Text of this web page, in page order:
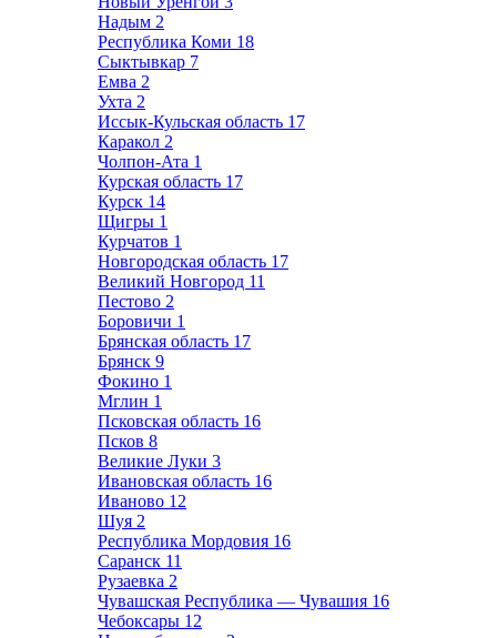
Надым 2
Республика Коми 18
Сыктывкар 7
Емва 2
Ухта 2
Иссык-Кульская область 17
Каракол 2
Чолпон-Ата 1
Курская область 17
Курск 14
Щигры 1
Курчатов 1
Новгородская область 17
Великий Новгород 11
Пестово 2
Боровичи 1
Брянская область 17
Брянск 9
Фокино 1
Мглин 1
Псковская область 16
Псков 8
Великие Луки 3
Ивановская область 16
Иваново 12
Шуя 2
Республика Мордовия 16
Саранск 11
Рузаевка 2
Чувашская Республика — Чувашия 16
Чебоксары 12